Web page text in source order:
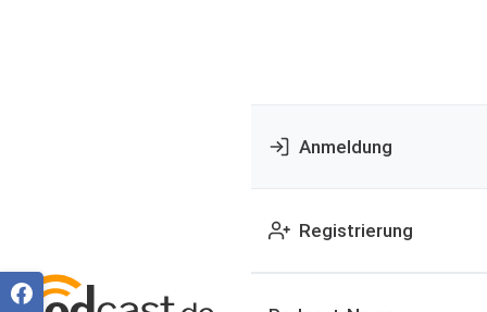
Anmeldung
Registrierung